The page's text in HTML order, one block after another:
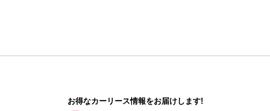
お得なカーリース情報をお届けします!